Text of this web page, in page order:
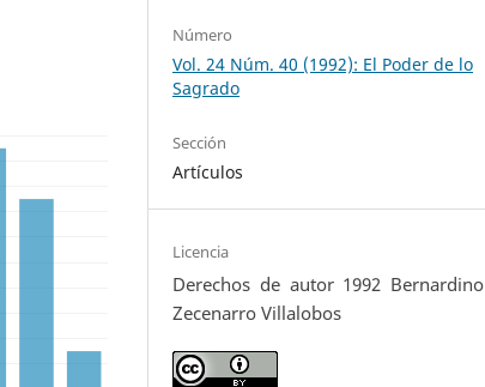
Número
Vol. 24 Núm. 40 (1992): El Poder de lo
Sagrado
Sección
Artículos
Licencia
Derechos de autor 1992 Bernardino
Zecenarro Villalobos